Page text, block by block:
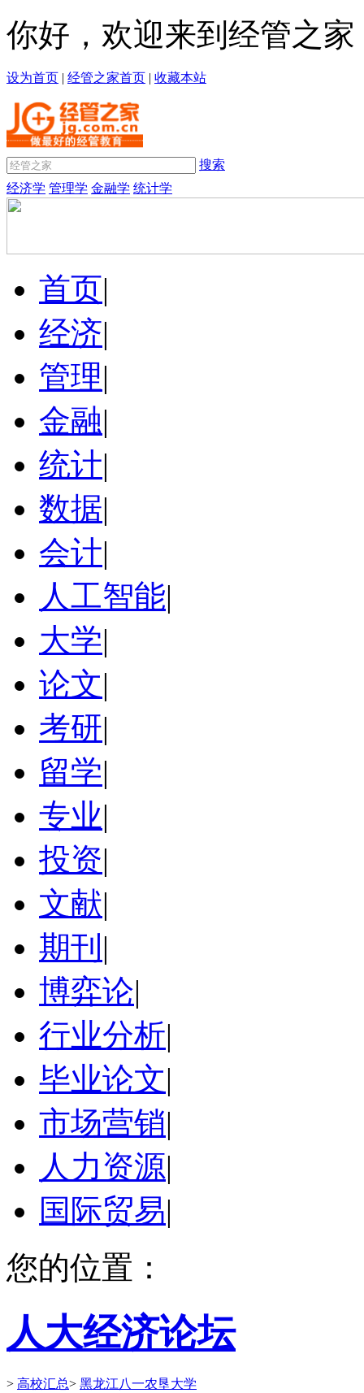
你好，欢迎来到经管之家
设为首页 | 经管之家首页 | 收藏本站
搜索
经济学 管理学 金融学 统计学
首页|
经济|
管理|
金融|
统计|
数据|
会计|
人工智能|
大学|
论文|
考研|
留学|
专业|
投资|
文献|
期刊 |
博弈论|
行业分析|
毕业论文|
市场营销|
人力资源|
国际贸易|
您的位置：
人大经济论坛
> 高校汇总> 黑龙江八一农垦大学